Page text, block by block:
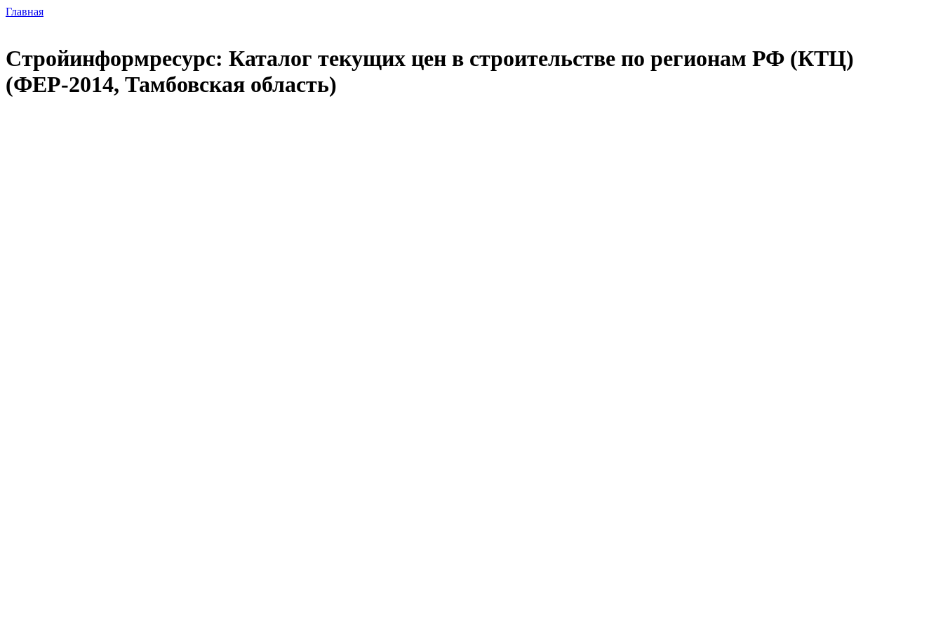
Главная
Стройинформресурс: Каталог текущих цен в строительстве по регионам РФ (КТЦ)
(ФЕР-2014, Тамбовская область)